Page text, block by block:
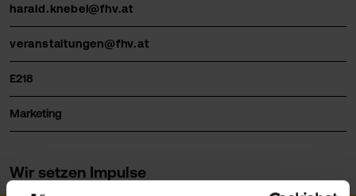
harald.knebel@fhv.at
veranstaltungen@fhv.at
E218
Marketing
Wir setzen Impulse